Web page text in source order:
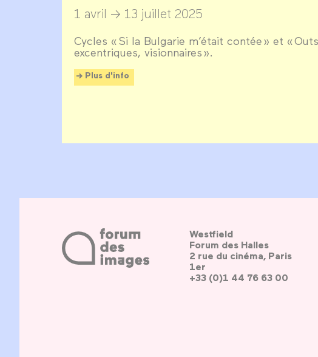
1 avril → 13 juillet 2025
Cycles « Si la Bulgarie m’était contée » et «
excentriques, visionnaires ».
Plus d'info
Westfield
Forum des Halles
2 rue du cinéma, Paris
1er
+33 (0)1 44 76 63 00